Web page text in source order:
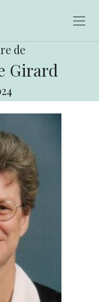
de
Girard